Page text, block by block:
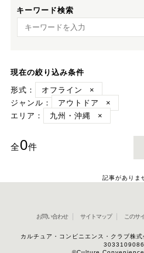
キーワード検索
キーワード検索
現在の絞り込み条件
形式：
オフライン
×
ジャンル：
アウトドア
×
エリア：
九州・沖縄 ×
全0件
記事がありま
お問い合わせ サイトマップ このサ
カルチュア・コンビニエンス・クラブ